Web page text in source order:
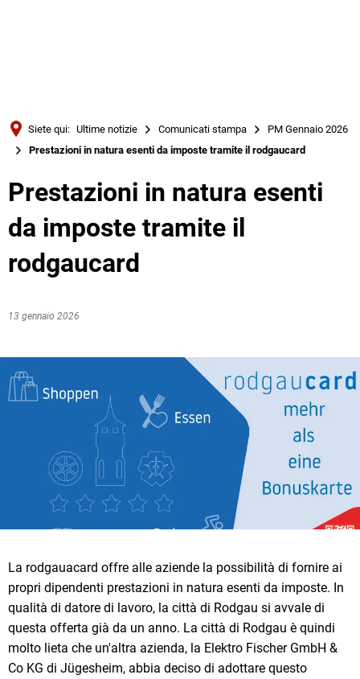
Русский
Deutsch
Siete qui: Ultime notizie Comunicati stampa
PM Gennaio 2026
Prestazioni in natura esenti da imposte tramite il rodgaucard
Prestazioni in natura esenti
da imposte tramite il
rodgaucard
13 gennaio 2026
La rodgauacard offre alle aziende la possibilità di fornire ai
propri dipendenti prestazioni in natura esenti da imposte. In
qualità di datore di lavoro, la città di Rodgau si avvale di
questa offerta già da un anno. La città di Rodgau è quindi
molto lieta che un'altra azienda, la Elektro Fischer GmbH &
Co KG di Jügesheim, abbia deciso di adottare questo